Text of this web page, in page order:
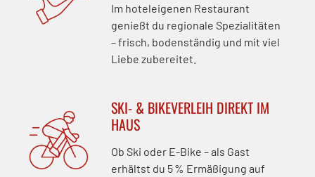
Im hoteleigenen Restaurant
genießt du regionale Spezialitäten
– frisch, bodenständig und mit viel
Liebe zubereitet.
SKI- & BIKEVERLEIH DIREKT IM
HAUS
Ob Ski oder E-Bike – als Gast
erhältst du 5 % Ermäßigung auf